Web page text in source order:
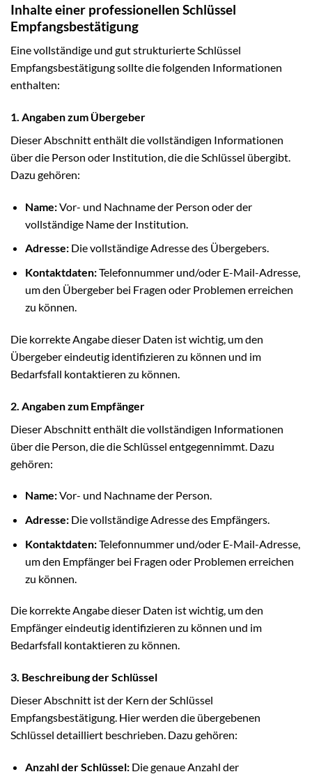
Inhalte einer professionellen Schlüssel
Empfangsbestätigung
Eine vollständige und gut strukturierte Schlüssel
Empfangsbestätigung sollte die folgenden Informationen
enthalten:
1. Angaben zum Übergeber
Dieser Abschnitt enthält die vollständigen Informationen
über die Person oder Institution, die die Schlüssel übergibt.
Dazu gehören:
Name:Vor- und Nachname der Person oder der
vollständige Name der Institution.
Adresse:Die vollständige Adresse des Übergebers.
Kontaktdaten:Telefonnummer und/oder E-Mail-Adresse,
um den Übergeber bei Fragen oder Problemen erreichen
zu können.
Die korrekte Angabe dieser Daten ist wichtig, um den
Übergeber eindeutig identifizieren zu können und im
Bedarfsfall kontaktieren zu können.
2. Angaben zum Empfänger
Dieser Abschnitt enthält die vollständigen Informationen
über die Person, die die Schlüssel entgegennimmt. Dazu
gehören:
Name:Vor- und Nachname der Person.
Adresse:Die vollständige Adresse des Empfängers.
Kontaktdaten:Telefonnummer und/oder E-Mail-Adresse,
um den Empfänger bei Fragen oder Problemen erreichen
zu können.
Die korrekte Angabe dieser Daten ist wichtig, um den
Empfänger eindeutig identifizieren zu können und im
Bedarfsfall kontaktieren zu können.
3. Beschreibung der Schlüssel
Dieser Abschnitt ist der Kern der Schlüssel
Empfangsbestätigung. Hier werden die übergebenen
Schlüssel detailliert beschrieben. Dazu gehören:
Anzahl der Schlüssel:Die genaue Anzahl der